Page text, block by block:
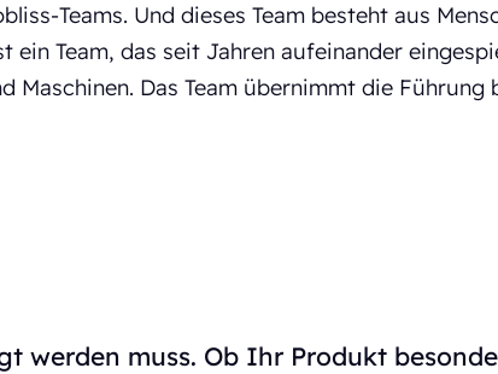
Teams. Und dieses Team besteht aus
Team, das seit Jahren aufeinander
Das Team übernimmt die Führung
werden muss. Ob Ihr Produkt